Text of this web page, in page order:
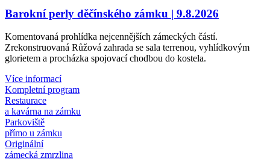
Barokní perly děčínského zámku | 9.8.2026
Komentovaná prohlídka nejcennějších zámeckých částí.
Zrekonstruovaná Růžová zahrada se sala terrenou, vyhlídkovým
glorietem a procházka spojovací chodbou do kostela.
Více informací
Kompletní program
Restaurace
a kavárna na zámku
Parkoviště
přímo u zámku
Originální
zámecká zmrzlina